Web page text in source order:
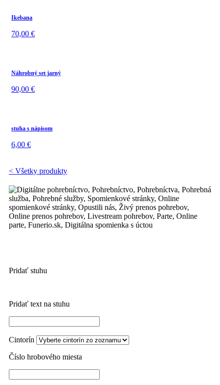
Ikebana
70,00 €
Náhrobný set jarný
90,00 €
stuha s nápisom
6,00 €
< Všetky produkty
Pridať stuhu
Pridať text na stuhu
Cintorín
Číslo hrobového miesta